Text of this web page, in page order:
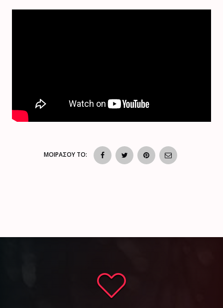
ΜΟΙΡΑΣΟΥ ΤΟ: